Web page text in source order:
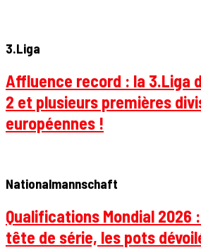
3.Liga
Affluence record : la 3.Liga
2 et plusieurs premières
européennes !
Nationalmannschaft
Qualifications Mondial 2026
tête de série, les pots